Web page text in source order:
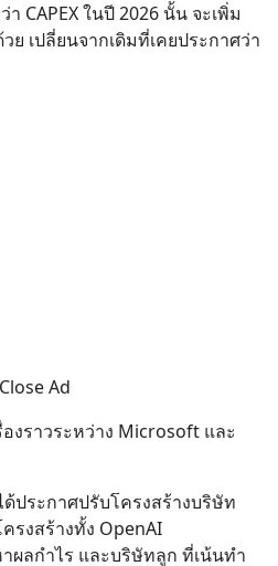
CAPEX ในปี 2026 นั้น จะเพิ่ม
ย เปลี่ยนจากเดิมที่เคยประกาศว่า
Close Ad
งราวระหว่าง Microsoft และ
ประกาศปรับโครงสร้างบริษัท
รงสร้างทั้ง OpenAI
ผลกำไร และบริษัทลูก ที่เน้นทำ